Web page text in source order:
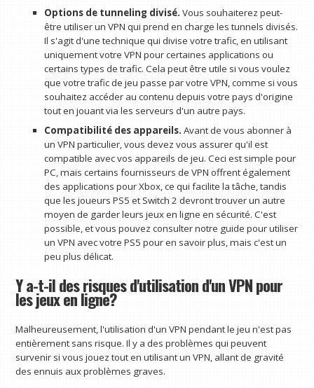
Options de tunneling divisé. Vous souhaiterez peut-
être utiliser un VPN qui prend en charge les tunnels divisés.
Il s'agit d'une technique qui divise votre trafic, en utilisant
uniquement votre VPN pour certaines applications ou
certains types de trafic. Cela peut être utile si vous voulez
que votre trafic de jeu passe par votre VPN, comme si vous
souhaitez accéder au contenu depuis votre pays d'origine
tout en jouant via les serveurs d'un autre pays.
Compatibilité des appareils. Avant de vous abonner à
un VPN particulier, vous devez vous assurer qu'il est
compatible avec vos appareils de jeu. Ceci est simple pour
PC, mais certains fournisseurs de VPN offrent également
des applications pour Xbox, ce qui facilite la tâche, tandis
que les joueurs PS5 et Switch 2 devront trouver un autre
moyen de garder leurs jeux en ligne en sécurité. C'est
possible, et vous pouvez consulter notre guide pour utiliser
un VPN avec votre PS5 pour en savoir plus, mais c'est un
peu plus délicat.
Y a-t-il des risques d'utilisation d'un VPN pour
les jeux en ligne?
Malheureusement, l'utilisation d'un VPN pendant le jeu n'est pas
entièrement sans risque. Il y a des problèmes qui peuvent
survenir si vous jouez tout en utilisant un VPN, allant de gravité
des ennuis aux problèmes graves.